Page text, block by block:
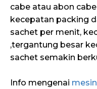
cabe atau abon
kecepatan packing
sachet per menit,
,tergantung besar
sachet semakin
Info mengenai